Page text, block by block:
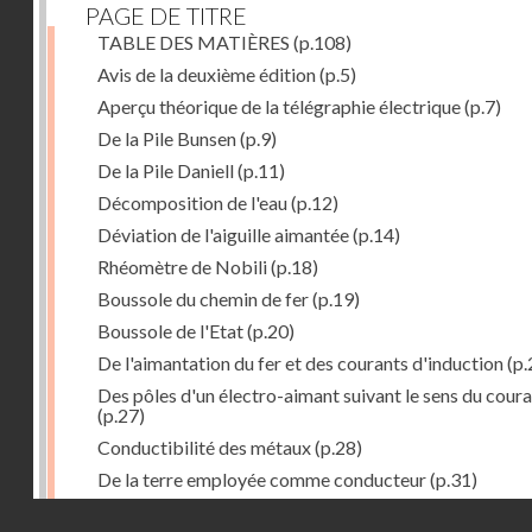
PAGE DE TITRE
TABLE DES MATIÈRES (p.108)
Avis de la deuxième édition(p.5)
Aperçu théorique de la télégraphie électrique(p.7)
De la Pile Bunsen(p.9)
De la Pile Daniell(p.11)
Décomposition de l'eau(p.12)
Déviation de l'aiguille aimantée(p.14)
Rhéomètre de Nobili(p.18)
Boussole du chemin de fer(p.19)
Boussole de l'Etat(p.20)
De l'aimantation du fer et des courants d'induction
Des pôles d'un électro-aimant suivant le sens du
(p.27)
Conductibilité des métaux(p.28)
De la terre employée comme conducteur(p.31)